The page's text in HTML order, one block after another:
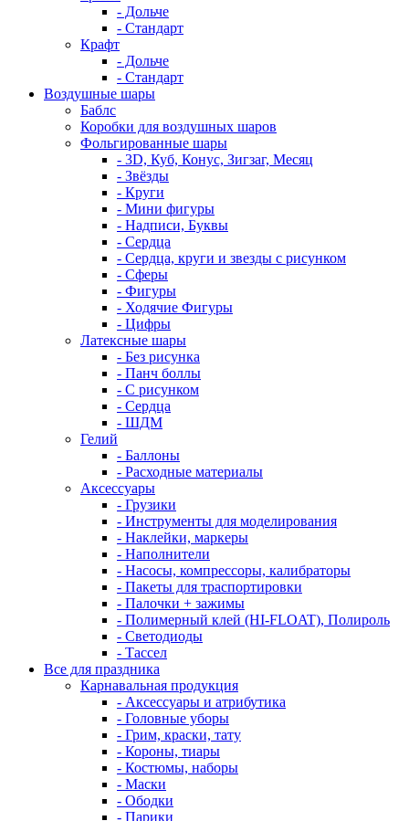
- Дольче
- Стандарт
Крафт
- Дольче
- Стандарт
Воздушные шары
Баблс
Коробки для воздушных шаров
Фольгированные шары
- 3D, Куб, Конус, Зигзаг, Месяц
- Звёзды
- Круги
- Мини фигуры
- Надписи, Буквы
- Сердца
- Сердца, круги и звезды с рисунком
- Сферы
- Фигуры
- Ходячие Фигуры
- Цифры
Латексные шары
- Без рисунка
- Панч боллы
- С рисунком
- Сердца
- ШДМ
Гелий
- Баллоны
- Расходные материалы
Аксессуары
- Грузики
- Инструменты для моделирования
- Наклейки, маркеры
- Наполнители
- Насосы, компрессоры, калибраторы
- Пакеты для траспортировки
- Палочки + зажимы
- Полимерный клей (HI-FLOAT), Полироль
- Светодиоды
- Тассел
Все для праздника
Карнавальная продукция
- Аксессуары и атрибутика
- Головные уборы
- Грим, краски, тату
- Короны, тиары
- Костюмы, наборы
- Маски
- Ободки
- Парики